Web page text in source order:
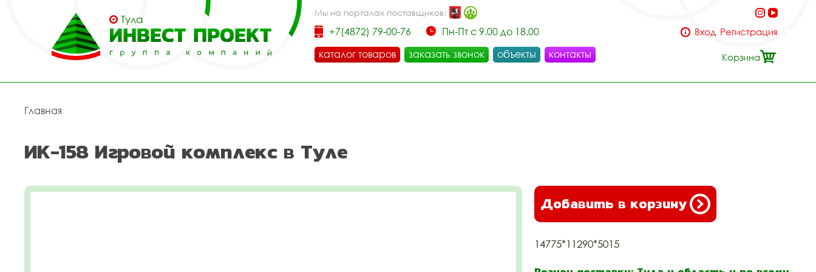
Тула
Мы на порталах поставщиков:
+7(4872) 79-00-76
Пн-Пт с 9.00 до 18.00
каталог товаров
заказать звонок объекты контакты
Вход Регистрация
Корзина
Главная
ИК-158 Игровой комплекс в Туле
Добавить в корзину
14775*11290*5015